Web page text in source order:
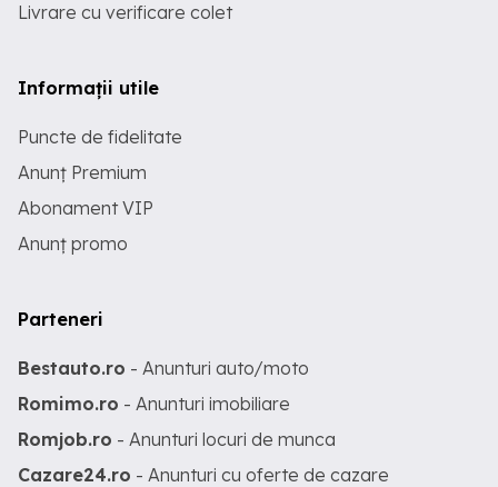
Livrare cu verificare colet
Informații utile
Puncte de fidelitate
Anunț Premium
Abonament VIP
Anunț promo
Parteneri
Bestauto.ro - Anunturi auto/moto
Romimo.ro - Anunturi imobiliare
Romjob.ro - Anunturi locuri de munca
Cazare24.ro - Anunturi cu oferte de cazare